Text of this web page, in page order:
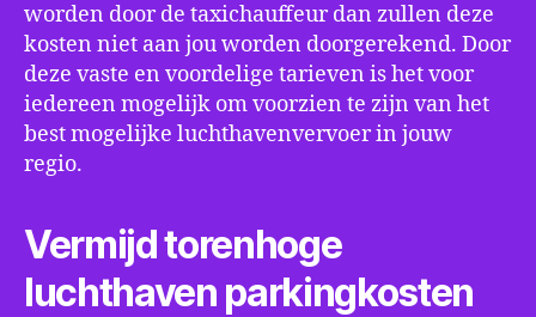
worden door de taxichauffeur dan zullen deze
kosten niet aan jou worden doorgerekend. Door
deze vaste en voordelige tarieven is het voor
iedereen mogelijk om voorzien te zijn van het
best mogelijke luchthavenvervoer in jouw
regio.
Vermijd torenhoge
luchthaven parkingkosten